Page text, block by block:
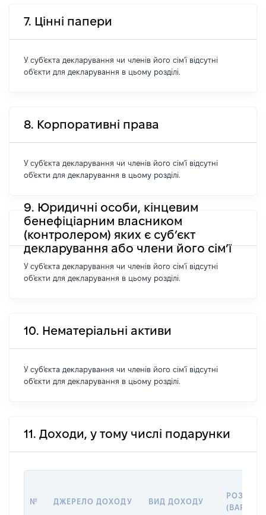
7. Цінні папери
У суб'єкта декларування чи членів його сім'ї відсутні
об'єкти для декларування в цьому розділі.
8. Корпоративні права
У суб'єкта декларування чи членів його сім'ї відсутні
об'єкти для декларування в цьому розділі.
9. Юридичні особи, кінцевим
бенефіціарним власником
(контролером) яких є суб’єкт
декларування або члени його сім’ї
У суб'єкта декларування чи членів його сім'ї відсутні
об'єкти для декларування в цьому розділі.
10. Нематеріальні активи
У суб'єкта декларування чи членів його сім'ї відсутні
об'єкти для декларування в цьому розділі.
11. Доходи, у тому числі подарунки
№ ДЖЕРЕЛО ДОХОДУ ВИД ДОХОДУ
РОЗМІР